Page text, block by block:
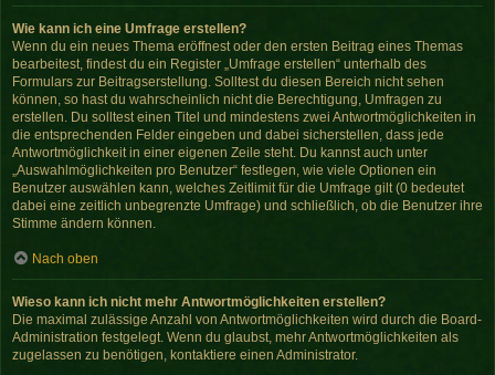
Wie kann ich eine Umfrage erstellen?
Wenn du ein neues Thema eröffnest oder den ersten Beitrag eines Themas
bearbeitest, findest du ein Register „Umfrage erstellen“ unterhalb des
Formulars zur Beitragserstellung. Solltest du diesen Bereich nicht sehen
können, so hast du wahrscheinlich nicht die Berechtigung, Umfragen zu
erstellen. Du solltest einen Titel und mindestens zwei Antwortmöglichkeiten in
die entsprechenden Felder eingeben und dabei sicherstellen, dass jede
Antwortmöglichkeit in einer eigenen Zeile steht. Du kannst auch unter
„Auswahlmöglichkeiten pro Benutzer“ festlegen, wie viele Optionen ein
Benutzer auswählen kann, welches Zeitlimit für die Umfrage gilt (0 bedeutet
dabei eine zeitlich unbegrenzte Umfrage) und schließlich, ob die Benutzer ihre
Stimme ändern können.
Nach oben
Wieso kann ich nicht mehr Antwortmöglichkeiten erstellen?
Die maximal zulässige Anzahl von Antwortmöglichkeiten wird durch die Board-
Administration festgelegt. Wenn du glaubst, mehr Antwortmöglichkeiten als
zugelassen zu benötigen, kontaktiere einen Administrator.